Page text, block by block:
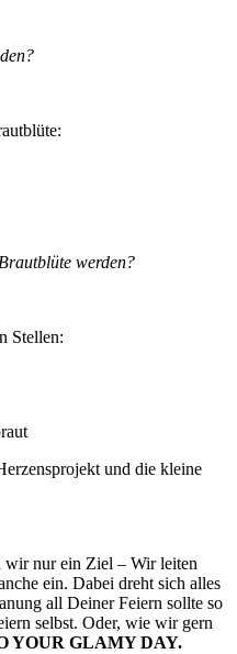
werden?
Stellen:
und die kleine
wir nur ein Ziel – Wir leiten
ein. Dabei dreht sich alles
all Deiner Feiern sollte so
selbst. Oder, wie wir gern
YOUR GLAMY DAY.